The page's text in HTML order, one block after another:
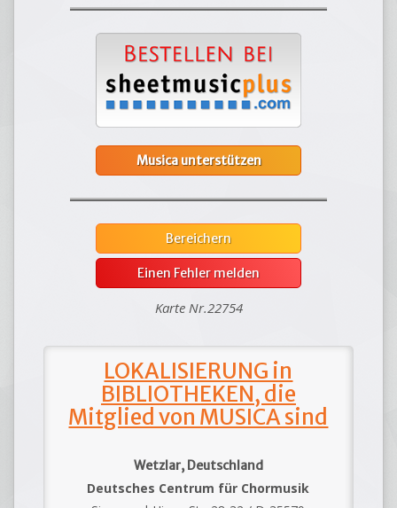
Musica unterstützen
Bereichern
Einen Fehler melden
Karte Nr.22754
LOKALISIERUNG in
BIBLIOTHEKEN, die
Mitglied von MUSICA sind
Wetzlar, Deutschland
Deutsches Centrum für Chormusik